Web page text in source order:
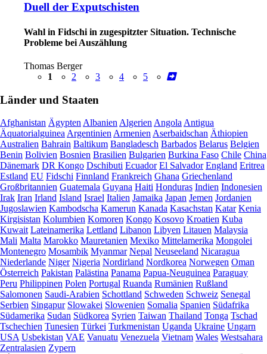
Duell der Exputschisten
Wahl in Fidschi in zugespitzter Situation. Technische
Probleme bei Auszählung
Thomas Berger
1
2 3 4 5
Länder und Staaten
Afghanistan Ägypten Albanien Algerien Angola Antigua
Äquatorialguinea Argentinien Armenien Aserbaidschan Äthiopien
Australien Bahrain Baltikum Bangladesch Barbados Belarus Belgien
Benin Bolivien Bosnien Brasilien Bulgarien Burkina Faso Chile China
Dänemark DR Kongo Dschibuti Ecuador El Salvador England Eritrea
Estland EU Fidschi Finnland Frankreich Ghana Griechenland
Großbritannien Guatemala Guyana Haiti Honduras Indien Indonesien
Irak Iran Irland Island Israel Italien Jamaika Japan Jemen Jordanien
Jugoslawien Kambodscha Kamerun Kanada Kasachstan Katar Kenia
Kirgisistan Kolumbien Komoren Kongo Kosovo Kroatien Kuba
Kuwait Lateinamerika Lettland Libanon Libyen Litauen Malaysia
Mali Malta Marokko Mauretanien Mexiko Mittelamerika Mongolei
Montenegro Mosambik Myanmar Nepal Neuseeland Nicaragua
Niederlande Niger Nigeria Nordirland Nordkorea Norwegen Oman
Österreich Pakistan Palästina Panama Papua-Neuguinea Paraguay
Peru Philippinen Polen Portugal Ruanda Rumänien Rußland
Salomonen Saudi-Arabien Schottland Schweden Schweiz Senegal
Serbien Singapur Slowakei Slowenien Somalia Spanien Südafrika
Südamerika Sudan Südkorea Syrien Taiwan Thailand Tonga Tschad
Tschechien Tunesien Türkei Turkmenistan Uganda Ukraine Ungarn
USA Usbekistan VAE Vanuatu Venezuela Vietnam Wales Westsahara
Zentralasien Zypern